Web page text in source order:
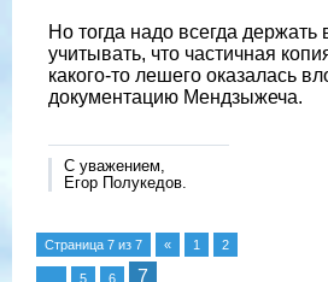
Но тогда надо всегда держать
учитывать, что частичная
какого-то лешего оказалась
документацию Мендзыжеча.
С уважением,
Егор Полукедов.
Страница 7 из 7 « 1 2
5 6 7